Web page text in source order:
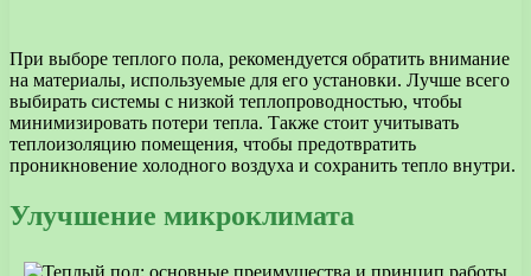
При выборе теплого пола, рекомендуется обратить внимание
на материалы, используемые для его установки. Лучше всего
выбирать системы с низкой теплопроводностью, чтобы
минимизировать потери тепла. Также стоит учитывать
теплоизоляцию помещения, чтобы предотвратить
проникновение холодного воздуха и сохранить тепло внутри.
Улучшение микроклимата